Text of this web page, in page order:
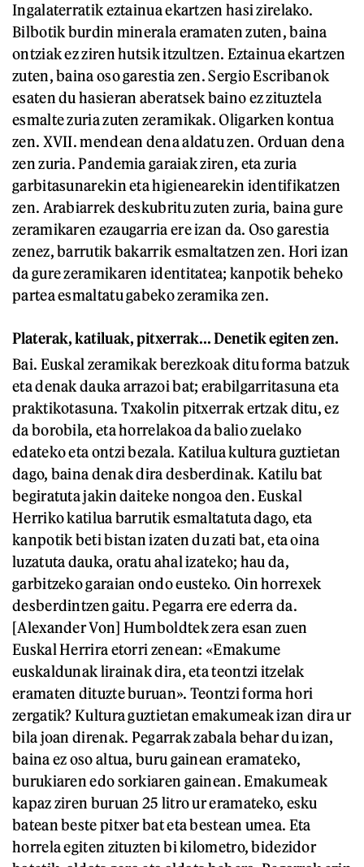
Ingalaterratik eztainua ekartzen hasi zirelako.
Bilbotik burdin minerala eramaten zuten, baina
ontziak ez ziren hutsik itzultzen. Eztainua ekartzen
zuten, baina oso garestia zen. Sergio Escribanok
esaten du hasieran aberatsek baino ez zituztela
esmalte zuria zuten zeramikak. Oligarken kontua
zen. XVII. mendean dena aldatu zen. Orduan dena
zen zuria. Pandemia garaiak ziren, eta zuria
garbitasunarekin eta higienearekin identifikatzen
zen. Arabiarrek deskubritu zuten zuria, baina gure
zeramikaren ezaugarria ere izan da. Oso garestia
zenez, barrutik bakarrik esmaltatzen zen. Hori izan
da gure zeramikaren identitatea; kanpotik beheko
partea esmaltatu gabeko zeramika zen.
Platerak, katiluak, pitxerrak... Denetik egiten zen.
Bai. Euskal zeramikak berezkoak ditu forma batzuk
eta denak dauka arrazoi bat; erabilgarritasuna eta
praktikotasuna. Txakolin pitxerrak ertzak ditu, ez
da borobila, eta horrelakoa da balio zuelako
edateko eta ontzi bezala. Katilua kultura guztietan
dago, baina denak dira desberdinak. Katilu bat
begiratuta jakin daiteke nongoa den. Euskal
Herriko katilua barrutik esmaltatuta dago, eta
kanpotik beti bistan izaten du zati bat, eta oina
luzatuta dauka, oratu ahal izateko; hau da,
garbitzeko garaian ondo eusteko. Oin horrexek
desberdintzen gaitu. Pegarra ere ederra da.
[Alexander Von] Humboldtek zera esan zuen
Euskal Herrira etorri zenean: «Emakume
euskaldunak lirainak dira, eta teontzi itzelak
eramaten dituzte buruan». Teontzi forma hori
zergatik? Kultura guztietan emakumeak izan dira ur
bila joan direnak. Pegarrak zabala behar du izan,
baina ez oso altua, buru gainean eramateko,
burukiaren edo sorkiaren gainean. Emakumeak
kapaz ziren buruan 25 litro ur eramateko, esku
batean beste pitxer bat eta bestean umea. Eta
horrela egiten zituzten bi kilometro, bidezidor